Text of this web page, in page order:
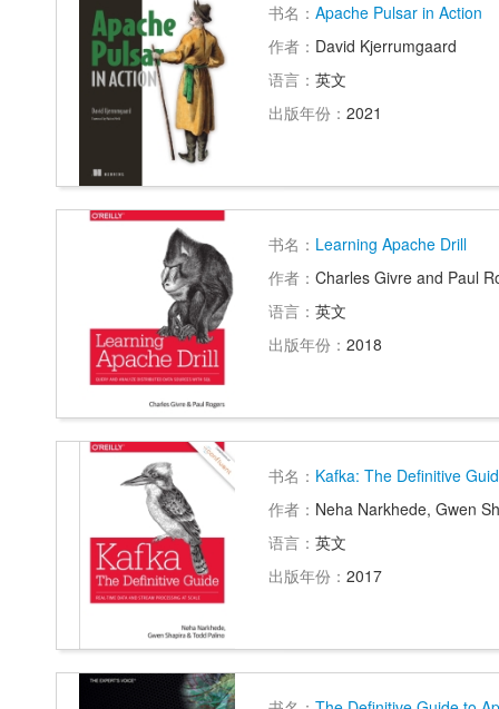
书名： Apache Pulsar in Action
作者： David Kjerrumgaard
语言： 英文
出版年份： 2021
书名： Learning Apache Drill
作者： Charles Givre and Paul
语言： 英文
出版年份： 2018
书名： Kafka: The Definitive
作者： Neha Narkhede, Gwen
语言： 英文
出版年份： 2017